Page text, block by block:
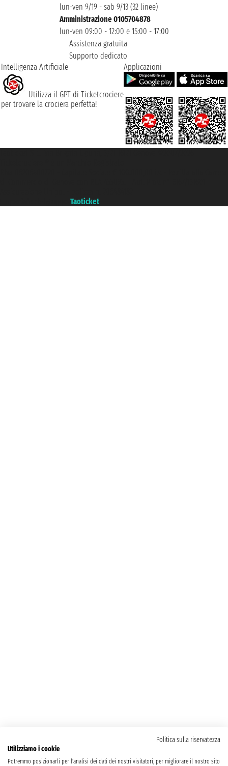
lun-ven 9/19 - sab 9/13 (32 linee)
Amministrazione 0105704878
lun-ven 09:00 - 12:00 e 15:00 - 17:00
Assistenza gratuita
Supporto dedicato
Intelligenza Artificiale
Utilizza il GPT di Ticketcrociere
per trovare la crociera perfetta!
Applicazioni
Taoticket
Politica sulla riservatezza
Utilizziamo i cookie
Potremmo posizionarli per l'analisi dei dati dei nostri visitatori, per migliorare il nostro sito